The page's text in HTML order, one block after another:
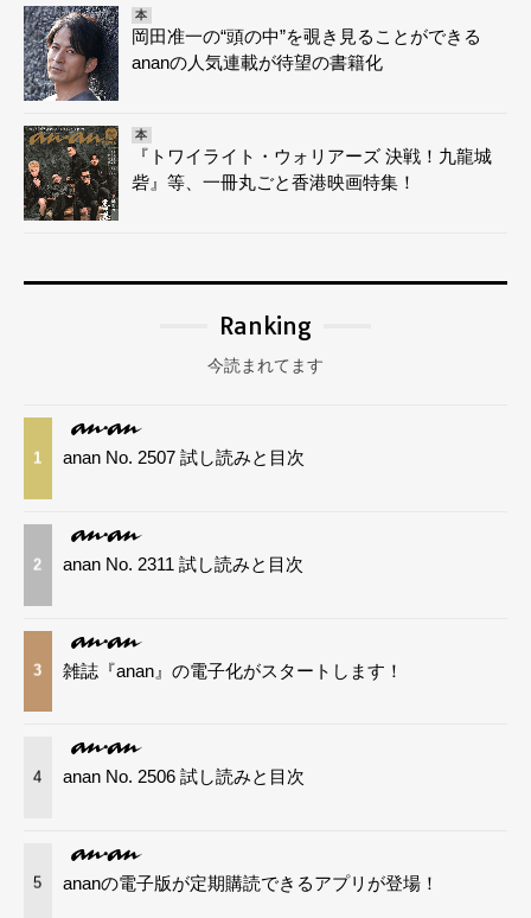
本
岡田准一の“頭の中”を覗き見ることができる
ananの人気連載が待望の書籍化
本
『トワイライト・ウォリアーズ 決戦！九龍城
砦』等、一冊丸ごと香港映画特集！
Ranking
今読まれてます
1 anan No. 2507 試し読みと目次
2 anan No. 2311 試し読みと目次
3 雑誌『anan』の電子化がスタートします！
4 anan No. 2506 試し読みと目次
5 ananの電子版が定期購読できるアプリが登場！